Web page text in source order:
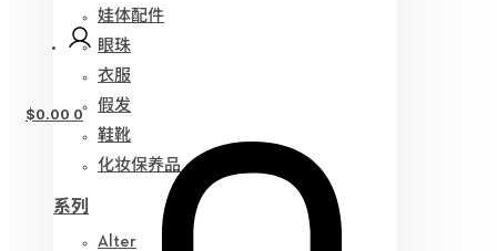
娃体配件
眼珠
衣服
假发
鞋靴
化妆保养品
系列
Alter
$0.00 0